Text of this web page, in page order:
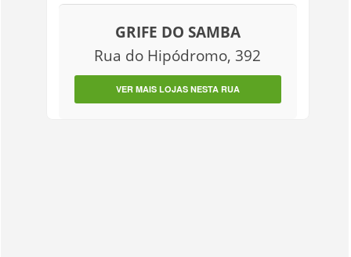
GRIFE DO SAMBA
Rua do Hipódromo, 392
VER MAIS LOJAS NESTA RUA